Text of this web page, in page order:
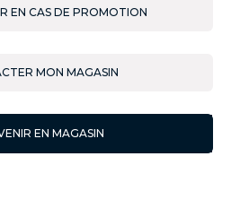
EN CAS DE PROMOTION
MON MAGASIN
EN MAGASIN